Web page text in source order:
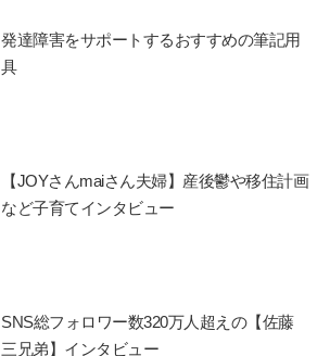
発達障害をサポートするおすすめの筆記用
具
【JOYさんmaiさん夫婦】産後鬱や移住計画
など子育てインタビュー
SNS総フォロワー数320万人超えの【佐藤
三兄弟】インタビュー